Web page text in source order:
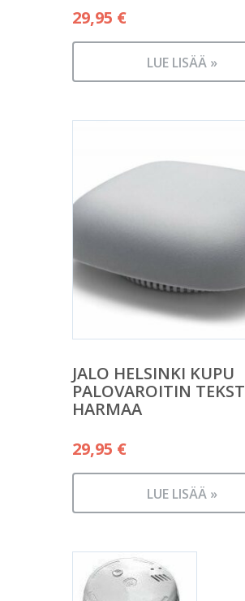
29,95 €
LUE LISÄÄ »
JALO HELSINKI KUPU
PALOVAROITIN
HARMAA
29,95 €
LUE LISÄÄ »